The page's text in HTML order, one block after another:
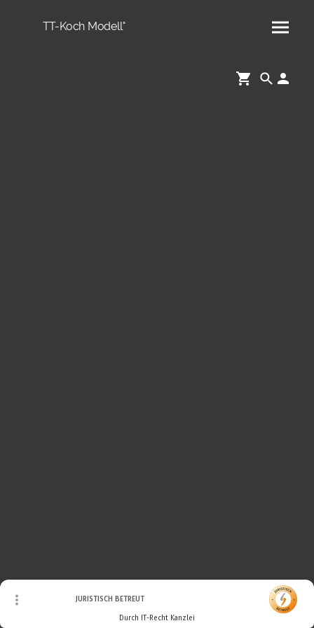
TT-Koch Modell°
JURISTISCH BETREUT
Durch IT-Recht Kanzlei